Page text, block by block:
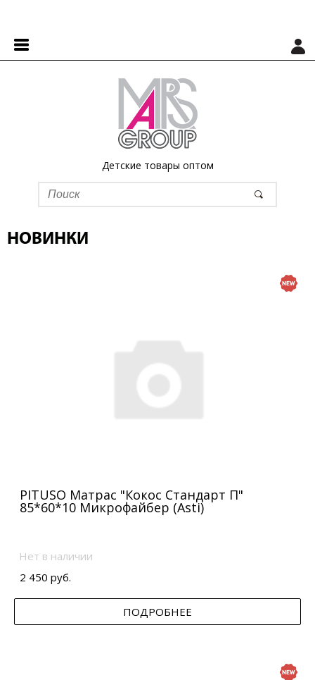
Детские товары оптом
НОВИНКИ
PITUSO Матрас "Кокос Стандарт П"
85*60*10 Микрофайбер (Asti)
Нет в наличии
2 450 руб.
ПОДРОБНЕЕ